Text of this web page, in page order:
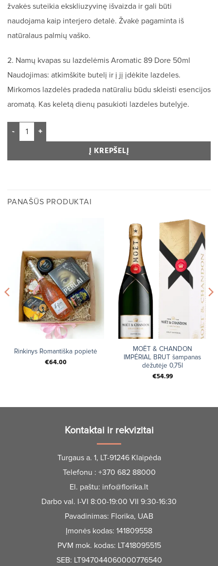
žvakės suteikia ekskliuzyvinę išvaizda ir gali būti
naudojama kaip interjero detalė. Žvakė pagaminta iš
natūralaus palmių vaško.
2. Namų kvapas su lazdelėmis Aromatic 89 Dore 50ml
Naudojimas: atkimškite butelį ir į jį įdėkite lazdeles.
Mirkomos lazdelės pradeda natūraliu būdu skleisti esencijos
aromatą. Kas keletą dienų pasukioti lazdeles butelyje.
Į KREPŠELĮ
PANAŠŪS PRODUKTAI
Rinkinys Romantiška popietė
€64.00
MOËT & CHANDON
IMPÉRIAL BRUT šampanas
dėžutėje 0,75l
€54.99
Kontaktai ir rekvizitai
Turgaus a. 1, LT-91246 Klaipėda
Telefonu : +370 682 88000
El. paštu: info@florika.lt
Darbo val. I-VI 8:00-19:00 VII 9:30-16:30
Pavadinimas: Florika, UAB
Įmonės kodas: 141809558
PVM mok. kodas: LT418095515
SEB: LT947044060000776540